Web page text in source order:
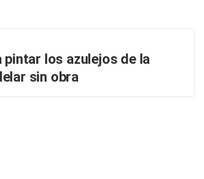
pintar los azulejos de la
sin obra